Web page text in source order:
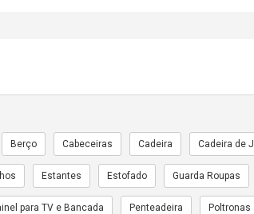
Berço Cabeceiras Cadeira Cadeira de
Estantes Estofado Guarda Roupas
para TV e Bancada Penteadeira Poltronas